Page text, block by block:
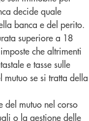
decide quale
banca e del perito.
superiore a 18
che altrimenti
e tasse sulle
se si tratta della
mutuo nel corso
o la gestione delle